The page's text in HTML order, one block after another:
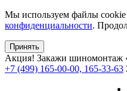
Мы используем файлы cookie
конфиденциальности.
Принять
Акция! Закажи шиномонтаж
+7 (499) 165-00-00, 165-33-63